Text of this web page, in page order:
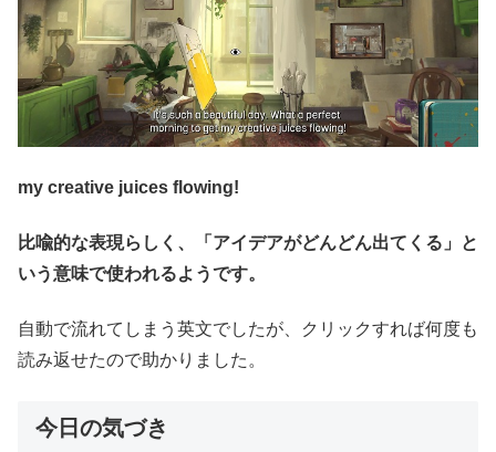
my creative juices flowing!
比喩的な表現らしく、「アイデアがどんどん出てくる」と
いう意味で使われるようです。
自動で流れてしまう英文でしたが、クリックすれば何度も
読み返せたので助かりました。
今日の気づき